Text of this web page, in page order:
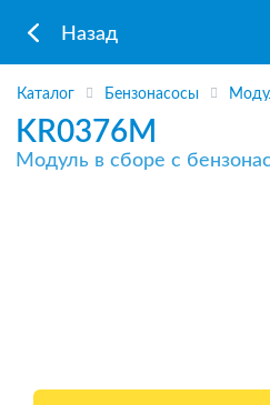
Назад
Каталог Бензонасосы
KR0376M
Модуль в сборе с